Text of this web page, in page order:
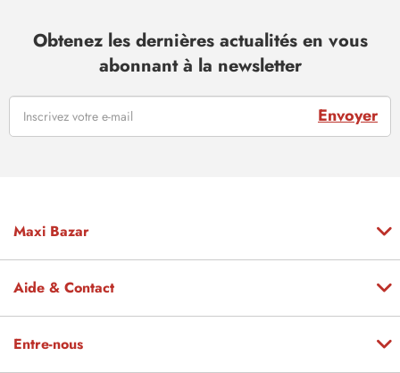
Obtenez les dernières actualités en vous
abonnant à la newsletter
Envoyer
Maxi Bazar
Aide & Contact
Entre-nous